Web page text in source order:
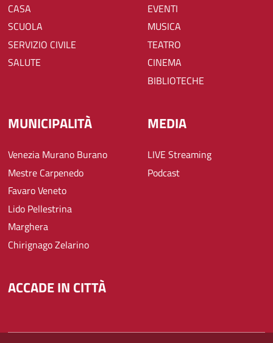
CASA
SCUOLA
SERVIZIO CIVILE
SALUTE
EVENTI
MUSICA
TEATRO
CINEMA
BIBLIOTECHE
MUNICIPALITÀ
Venezia Murano Burano
Mestre Carpenedo
Favaro Veneto
Lido Pellestrina
Marghera
Chirignago Zelarino
MEDIA
LIVE Streaming
Podcast
ACCADE IN CITTÀ